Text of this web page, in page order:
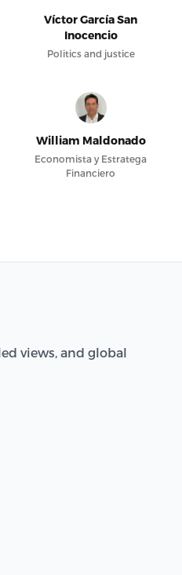
Víctor García San
Inocencio
Politics and justice
William Maldonado
Economista y Estratega
Financiero
views, and global